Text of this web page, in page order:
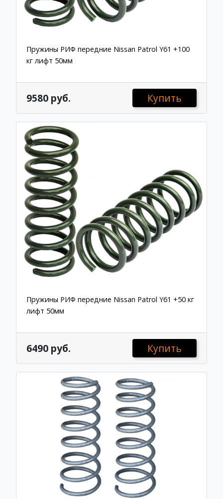
Пружины РИФ передние Nissan Patrol Y61 +100
кг лифт 50мм
9580 руб. Купить
Пружины РИФ передние Nissan Patrol Y61 +50 кг
лифт 50мм
6490 руб. Купить